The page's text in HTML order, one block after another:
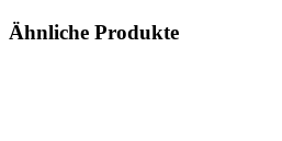
Ähnliche Produkte